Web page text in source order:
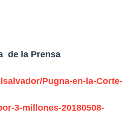
de la Prensa
Pugna-en-la-Corte-
3-millones-20180508-